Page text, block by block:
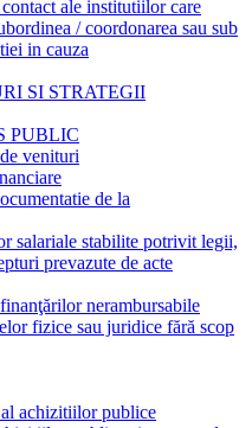
ale institutiilor care
/ coordonarea sau sub
in cauza
SI STRATEGII
PUBLIC
venituri
de la
salariale stabilite potrivit legii,
prevazute de acte
nerambursabile
fizice sau juridice fără scop
achizitiilor publice